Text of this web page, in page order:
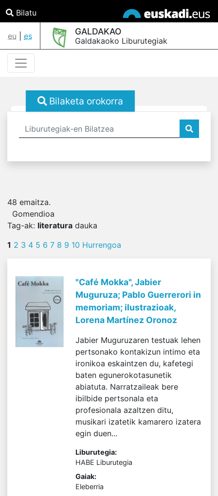
Bilatu
eu es GALDAKAO
Galdakaoko Liburutegiak
Bilaketa orokorra
48 emaitza.
Gomendioa
Tag-ak: literatura dauka
1 2 3 4 5 6 7 8 9 10 Hurrengoa
"Café Mokka", Jabier
Muguruza; Pablo Guerrerori in
memoriam; ilustrazioak,
Lorena Martínez Oronoz
Jabier Muguruzaren testuak lehen
pertsonako kontakizun intimo eta
ironikoa eskaintzen du, kafetegi
baten egunerokotasunetik
abiatuta. Narratzaileak bere
ibilbide pertsonala eta
profesionala azaltzen ditu,
musikari izatetik kamarero izatera
egin duen...
Liburutegia:
HABE Liburutegia
Gaiak:
Eleberria